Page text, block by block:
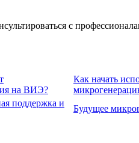
с
на ВИЭ?
Как начать
поддержка и
Будущее